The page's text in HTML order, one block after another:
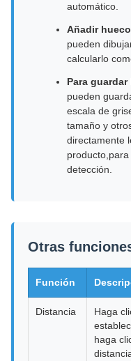
automático.
Añadir
pueden
calcularlo
Para
pueden
escala de
tamaño y
directamente
detección.
Otras
Función
Distancia
Haga
haga